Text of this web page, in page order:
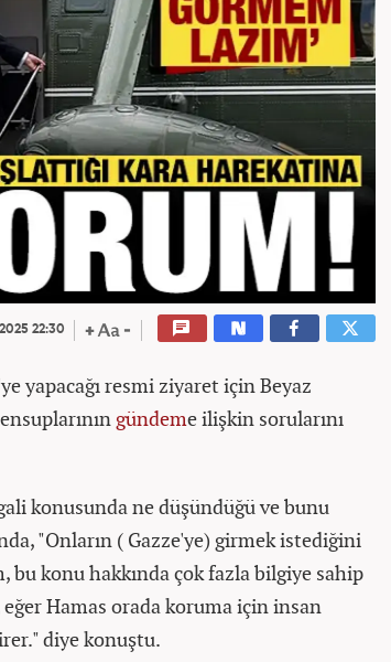
22:30
yapacağı resmi ziyaret için Beyaz
gündeme ilişkin sorularını
konusunda ne düşündüğü ve bunu
"Onların ( Gazze'ye) girmek istediğini
konu hakkında çok fazla bilgiye sahip
Hamas orada koruma için insan
diye konuştu.